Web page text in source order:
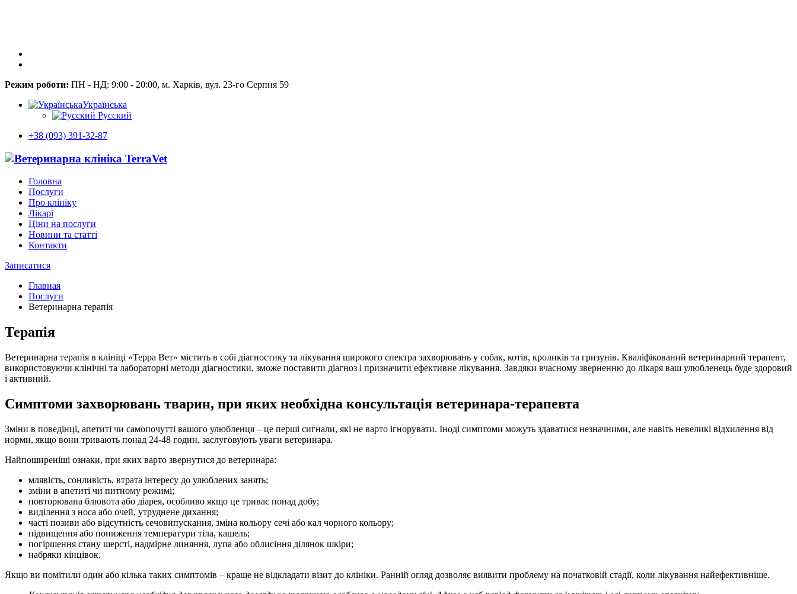
Режим роботи: ПН - НД: 9:00 - 20:00, м. Харків, вул. 23-го Серпня 59
Українська
Русский
+38 (093) 391-32-87
Головна
Послуги
Про клініку
Лікарі
Ціни на послуги
Новини та статті
Контакти
Записатися
Главная
Послуги
Ветеринарна терапія
Терапія
Ветеринарна терапія в клініці «Терра Вет» містить в собі діагностику та лікування широкого спектра захворювань у собак, котів, кроликів та гризунів. Кваліфікований ветеринарний терапевт,
використовуючи клінічні та лабораторні методи діагностики, зможе поставити діагноз і призначити ефективне лікування. Завдяки вчасному зверненню до лікаря ваш улюбленець буде здоровий
і активний.
Симптоми захворювань тварин, при яких необхідна консультація ветеринара-терапевта
Зміни в поведінці, апетиті чи самопочутті вашого улюбленця – це перші сигнали, які не варто ігнорувати. Іноді симптоми можуть здаватися незначними, але навіть невеликі відхилення від
норми, якщо вони тривають понад 24-48 годин, заслуговують уваги ветеринара.
Найпоширеніші ознаки, при яких варто звернутися до ветеринара:
млявість, сонливість, втрата інтересу до улюблених занять;
зміни в апетиті чи питному режимі;
повторювана блювота або діарея, особливо якщо це триває понад добу;
виділення з носа або очей, утруднене дихання;
часті позиви або відсутність сечовипускання, зміна кольору сечі або кал чорного кольору;
підвищення або пониження температури тіла, кашель;
погіршення стану шерсті, надмірне линяння, лупа або облисіння ділянок шкіри;
набряки кінцівок.
Якщо ви помітили один або кілька таких симптомів – краще не відкладати візит до клініки. Ранній огляд дозволяє виявити проблему на початковій стадії, коли лікування найефективніше.